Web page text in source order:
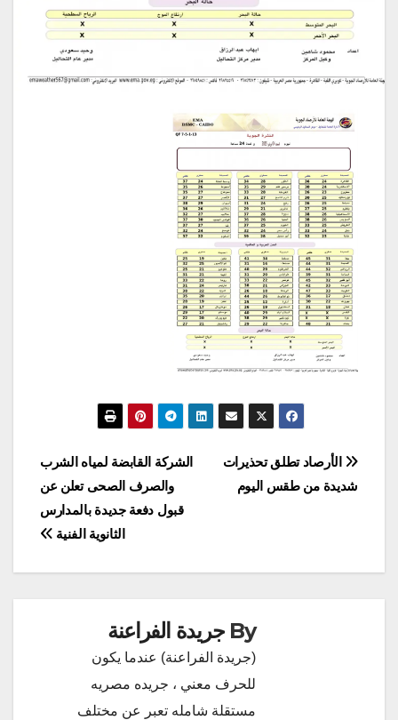
تصفّح
المقالات
الشركة القابضة لمياه الشرب
والصرف الصحى تعلن عن
قبول دفعة جديدة بالمدارس
الثانوية الفنية
الأرصاد تطلق تحذيرات
شديدة من طقس اليوم
By جريدة الفراعنة
(جريدة الفراعنة) عندما يكون
للحرف معني ، جريده مصريه
مستقلة شامله تعبر عن مختلف